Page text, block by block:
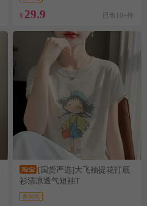
¥ 29.9 已售10+件
[国货严选]大飞袖提花打底
衫清凉透气短袖T
券30元